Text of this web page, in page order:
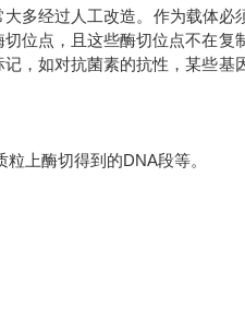
多经过人工改造。作为载体必
位点，且这些酶切位点不在复
，如对抗菌素的抗性，某些基
上酶切得到的DNA段等。